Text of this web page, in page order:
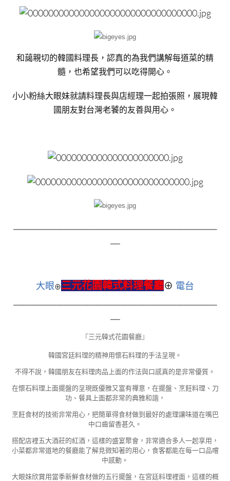
和藹親切的韓國料理長，認真的為我們講解每道菜的精
髓，也希望我們可以吃得開心。
小小粉絲大眼妹就請料理長與店經理一起拍張照，展現韓
國朋友對台灣老饕的友善與用心。
大眼⊕三元花園韓式料理餐廳⊕ 電台
『三元韓式花園餐廳』
韓國宮廷料理的精神用懷石料理的手法呈現。
不得不說，韓國朋友在料理肉品上面的作法與口感真的是非常優質。
在懷石料理上面擺盤的呈現既優雅又富有禪意，在擺盤、烹飪料理、刀
功、餐具上面都非常的典雅和諧，
烹飪食材的技術非常用心，把簡單得食材做到最好的處理讓味道在嘴巴
中口齒留香甚久。
搭配店裡五大酒莊的紅酒，這樣的盛宴聚會，非常適合多人一起享用，
小菜都非常道地的餐廳能了解見微知著的用心，食客都能在每一口品嚐
中感動。
大眼妹欣賞用當季新鮮食材做的五行擺盤，在宮廷料理裡面，這樣的概